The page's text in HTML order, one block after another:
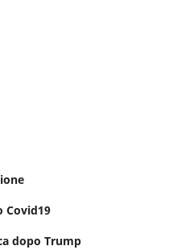
Covid19
dopo Trump